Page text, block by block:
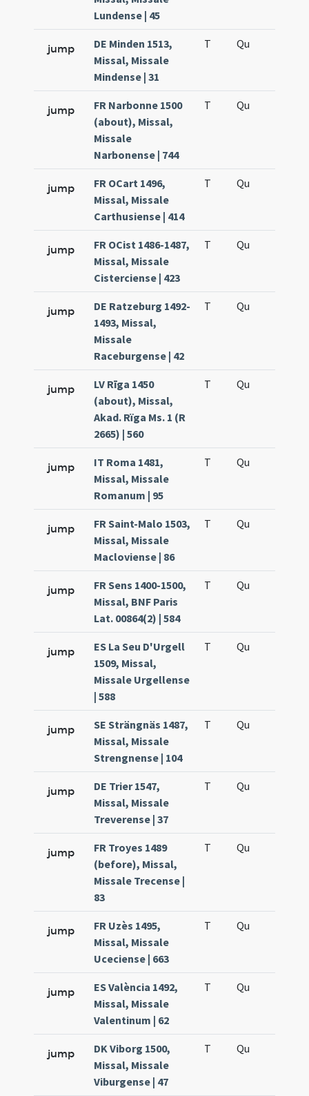
Lundense | 45
jump
DE Minden 1513,
Missal, Missale
Mindense | 31
T Qu
jump
FR Narbonne 1500
(about), Missal,
Missale
Narbonense | 744
T Qu
jump
FR OCart 1496,
Missal, Missale
Carthusiense | 414
T Qu
jump
FR OCist 1486-1487,
Missal, Missale
Cisterciense | 423
T Qu
jump
DE Ratzeburg 1492-
1493, Missal,
Missale
Raceburgense | 42
T Qu
jump
LV Rīga 1450
(about), Missal,
Akad. Rïga Ms. 1 (R
2665) | 560
T Qu
jump
IT Roma 1481,
Missal, Missale
Romanum | 95
T Qu
jump
FR Saint-Malo 1503,
Missal, Missale
Macloviense | 86
T Qu
jump
FR Sens 1400-1500,
Missal, BNF Paris
Lat. 00864(2) | 584
T Qu
jump
ES La Seu D'Urgell
1509, Missal,
Missale Urgellense
| 588
T Qu
jump
SE Strängnäs 1487,
Missal, Missale
Strengnense | 104
T Qu
jump
DE Trier 1547,
Missal, Missale
Treverense | 37
T Qu
jump
FR Troyes 1489
(before), Missal,
Missale Trecense |
83
T Qu
jump
FR Uzès 1495,
Missal, Missale
Uceciense | 663
T Qu
jump
ES València 1492,
Missal, Missale
Valentinum | 62
T Qu
jump
DK Viborg 1500,
Missal, Missale
Viburgense | 47
T Qu